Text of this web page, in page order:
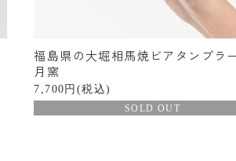
福島県の大堀相馬焼ビアタンブラ
月窯
7,700円(税込)
SOLD OUT